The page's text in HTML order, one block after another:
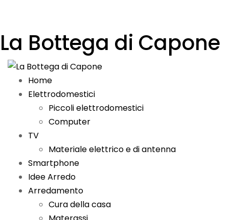
La Bottega di Capone
Home
Elettrodomestici
Piccoli elettrodomestici
Computer
TV
Materiale elettrico e di antenna
Smartphone
Idee Arredo
Arredamento
Cura della casa